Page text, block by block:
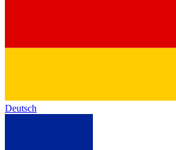
Deutsch